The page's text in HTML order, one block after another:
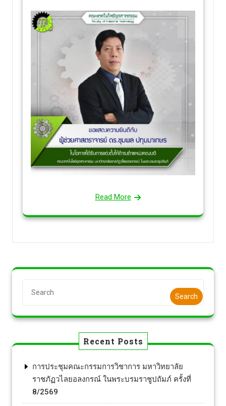
Read More
Search
Recent Posts
การประชุมคณะกรรมการวิชาการ มหาวิทยาลัย
ราชภัฏวไลยอลงกรณ์ ในพระบรมราชูปถัมภ์ ครั้งที่
8/2569